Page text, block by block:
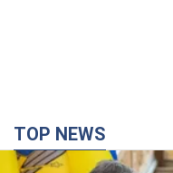
TOP NEWS